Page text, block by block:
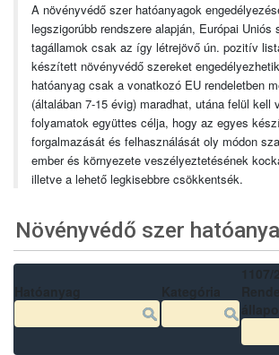
A növényvédő szer hatóanyagok
legszigorúbb rendszere alapján, Európai
tagállamok csak az így létrejövő ún. pozitív
készített növényvédő szereket
hatóanyag csak a vonatkozó EU rendeletben
(általában 7-15 évig) maradhat, utána felül
folyamatok együttes célja, hogy az egyes
forgalmazását és felhasználását oly módon
ember és környezete veszélyeztetésének
illetve a lehető legkisebbre csökkentsék.
Növényvédő szer